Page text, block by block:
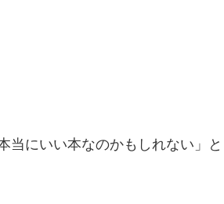
当にいい本なのかもしれない」と